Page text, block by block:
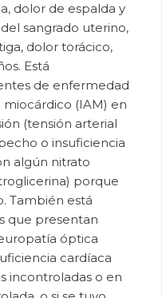
dolor de espalda y
sangrado uterino,
dolor torácico,
Está
de enfermedad
(IAM) en
(tensión arterial
o insuficiencia
algún nitrato
porque
También está
que presentan
óptica
cardíaca
incontroladas o en